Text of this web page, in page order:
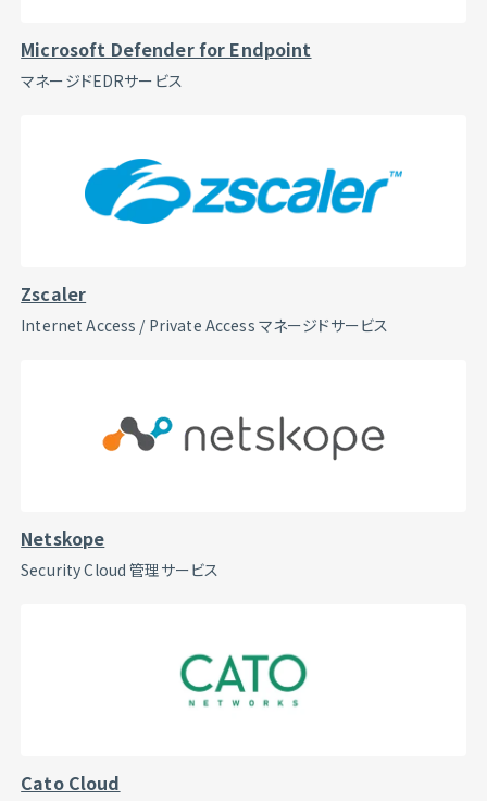
Microsoft Defender for Endpoint
マネージドEDRサービス
Zscaler
Internet Access / Private Access マネージドサービス
Netskope
Security Cloud 管理サービス
Cato Cloud